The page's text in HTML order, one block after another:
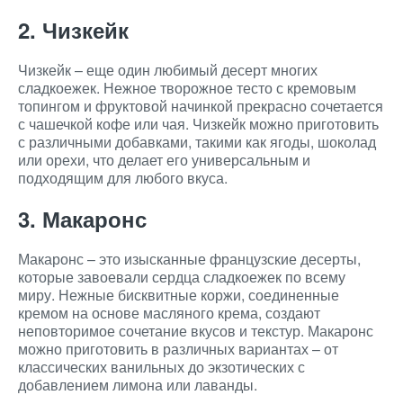
2. Чизкейк
Чизкейк – еще один любимый десерт многих
сладкоежек. Нежное творожное тесто с кремовым
топингом и фруктовой начинкой прекрасно сочетается
с чашечкой кофе или чая. Чизкейк можно приготовить
с различными добавками, такими как ягоды, шоколад
или орехи, что делает его универсальным и
подходящим для любого вкуса.
3. Макаронс
Макаронс – это изысканные французские десерты,
которые завоевали сердца сладкоежек по всему
миру. Нежные бисквитные коржи, соединенные
кремом на основе масляного крема, создают
неповторимое сочетание вкусов и текстур. Макаронс
можно приготовить в различных вариантах – от
классических ванильных до экзотических с
добавлением лимона или лаванды.